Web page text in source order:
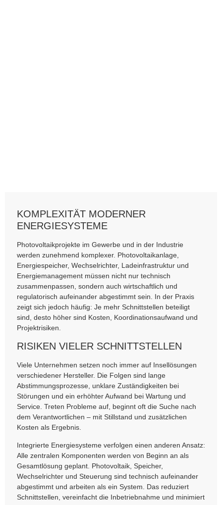
KOMPLEXITÄT MODERNER
ENERGIESYSTEME
Photovoltaikprojekte im Gewerbe und in der Industrie
werden zunehmend komplexer. Photovoltaikanlage,
Energiespeicher, Wechselrichter, Ladeinfrastruktur und
Energiemanagement müssen nicht nur technisch
zusammenpassen, sondern auch wirtschaftlich und
regulatorisch aufeinander abgestimmt sein. In der Praxis
zeigt sich jedoch häufig: Je mehr Schnittstellen beteiligt
sind, desto höher sind Kosten, Koordinationsaufwand und
Projektrisiken.
RISIKEN VIELER SCHNITTSTELLEN
Viele Unternehmen setzen noch immer auf Insellösungen
verschiedener Hersteller. Die Folgen sind lange
Abstimmungsprozesse, unklare Zuständigkeiten bei
Störungen und ein erhöhter Aufwand bei Wartung und
Service. Treten Probleme auf, beginnt oft die Suche nach
dem Verantwortlichen – mit Stillstand und zusätzlichen
Kosten als Ergebnis.
Integrierte Energiesysteme verfolgen einen anderen Ansatz:
Alle zentralen Komponenten werden von Beginn an als
Gesamtlösung geplant. Photovoltaik, Speicher,
Wechselrichter und Steuerung sind technisch aufeinander
abgestimmt und arbeiten als ein System. Das reduziert
Schnittstellen, vereinfacht die Inbetriebnahme und minimiert